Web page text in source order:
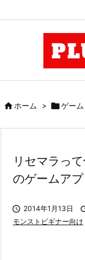
ホーム > ゲーム
リセマラっ
のゲームア
 2014年1月13日
モンストビギナー向け